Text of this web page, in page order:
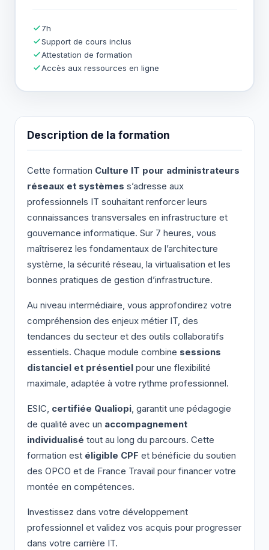
Description de la formation
Cette formation Culture IT pour administrateurs
réseaux et systèmes s’adresse aux
professionnels IT souhaitant renforcer leurs
connaissances transversales en infrastructure et
gouvernance informatique. Sur 7 heures, vous
maîtriserez les fondamentaux de l’architecture
système, la sécurité réseau, la virtualisation et les
bonnes pratiques de gestion d’infrastructure.
Au niveau intermédiaire, vous approfondirez votre
compréhension des enjeux métier IT, des
tendances du secteur et des outils collaboratifs
essentiels. Chaque module combine sessions
distanciel et présentiel pour une flexibilité
maximale, adaptée à votre rythme professionnel.
ESIC, certifiée Qualiopi, garantit une pédagogie
de qualité avec un accompagnement
individualisé tout au long du parcours. Cette
formation est éligible CPF et bénéficie du soutien
des OPCO et de France Travail pour financer votre
montée en compétences.
Investissez dans votre développement
professionnel et validez vos acquis pour progresser
dans votre carrière IT.
7h
Support de cours inclus
Attestation de formation
Accès aux ressources en ligne